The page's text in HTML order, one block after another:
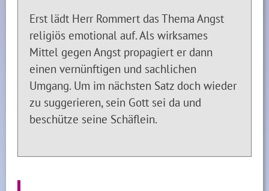
Erst lädt Herr Rommert das Thema Angst
religiös emotional auf. Als wirksames
Mittel gegen Angst propagiert er dann
einen vernünftigen und sachlichen
Umgang. Um im nächsten Satz doch wieder
zu suggerieren, sein Gott sei da und
beschütze seine Schäflein.